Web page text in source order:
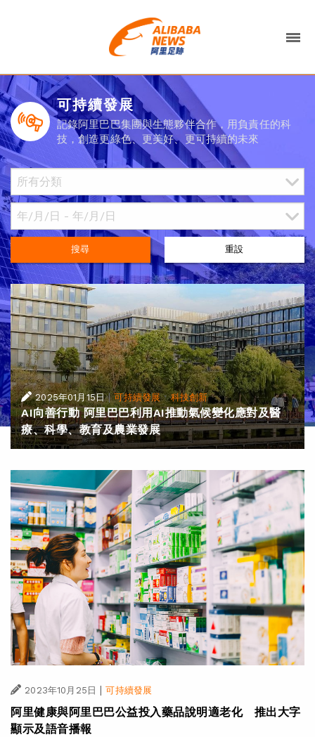
可持續發展
記錄阿里巴巴集團與生態夥伴合作，用負責任的科
技，創造更綠色、更美好、更可持續的未來
搜尋 重設
2025年01月15日 |可持續發展·科技創新
AI向善行動 阿里巴巴利用AI推動氣候變化應對及醫
療、科學、教育及農業發展
2023年10月25日 可持續發展
阿里健康與阿里巴巴公益投入藥品說明適老化 推出大字
顯示及語音播報